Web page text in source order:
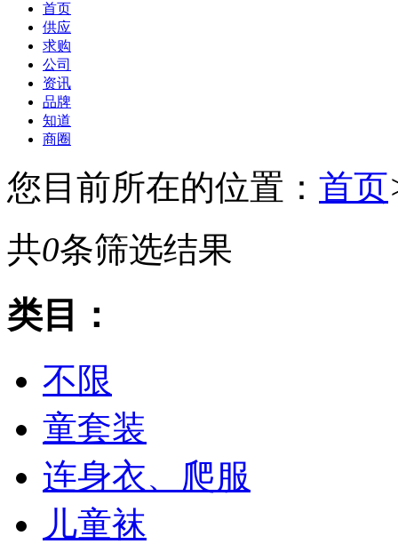
首页
供应
求购
公司
资讯
品牌
知道
商圈
您目前所在的位置： 首页
共0条筛选结果
类目：
不限
童套装
连身衣、爬服
儿童袜